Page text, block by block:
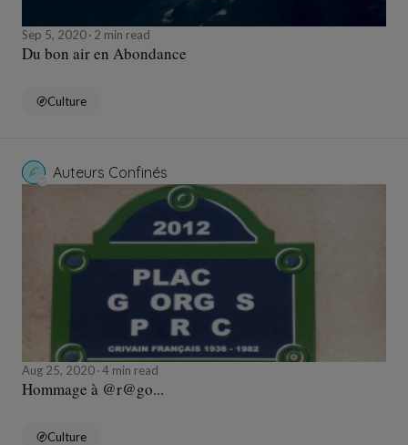
Sep 5, 2020 2 min read
Du bon air en Abondance
Culture
Auteurs Confinés
Aug 25, 2020 4 min read
Hommage à @r@go...
Culture